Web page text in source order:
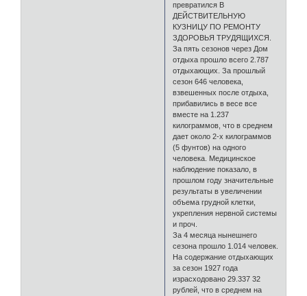
превратился В
ДЕЙСТВИТЕЛЬНУЮ
КУЗНИЦУ ПО РЕМОНТУ
ЗДОРОВЬЯ ТРУДЯЩИХСЯ.
За пять сезонов через Дом
отдыха прошло всего 2.787
отдыхающих. За прошлый
сезон 646 человека,
взвешенных после отдыха,
прибавились в весе все
вместе на 1.237
килограммов, что в среднем
дает около 2-х килограммов
(5 фунтов) на одного
человека. Медицинское
наблюдение показало, в
прошлом году значительные
результаты в увеличении
объема грудной клетки,
укрепления нервной системы
и проч.
За 4 месяца нынешнего
сезона прошло 1.014 человек.
На содержание отдыхающих
за сезон 1927 года
израсходовано 29.337 32
рублей, что в среднем на